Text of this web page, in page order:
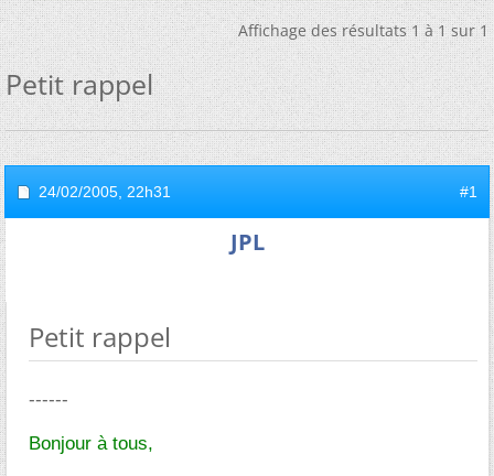
Affichage des résultats 1 à 1 sur 1
Petit rappel
24/02/2005, 22h31 #1
JPL
Petit rappel
------
Bonjour à tous,